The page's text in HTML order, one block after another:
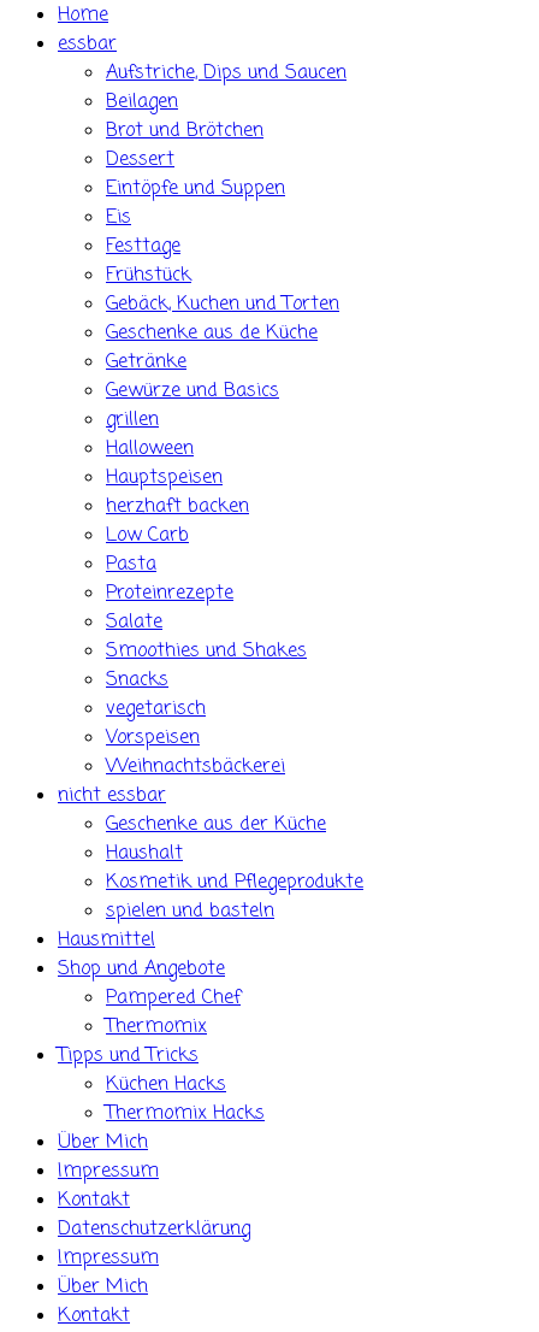
Home
essbar
Aufstriche, Dips und Saucen
Beilagen
Brot und Brötchen
Dessert
Eintöpfe und Suppen
Eis
Festtage
Frühstück
Gebäck, Kuchen und Torten
Geschenke aus de Küche
Getränke
Gewürze und Basics
grillen
Halloween
Hauptspeisen
herzhaft backen
Low Carb
Pasta
Proteinrezepte
Salate
Smoothies und Shakes
Snacks
vegetarisch
Vorspeisen
Weihnachtsbäckerei
nicht essbar
Geschenke aus der Küche
Haushalt
Kosmetik und Pflegeprodukte
spielen und basteln
Hausmittel
Shop und Angebote
Pampered Chef
Thermomix
Tipps und Tricks
Küchen Hacks
Thermomix Hacks
Über Mich
Impressum
Kontakt
Datenschutzerklärung
Impressum
Über Mich
Kontakt